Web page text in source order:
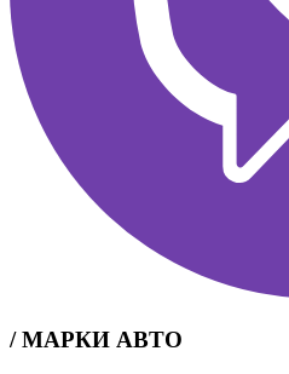
/ МАРКИ АВТО